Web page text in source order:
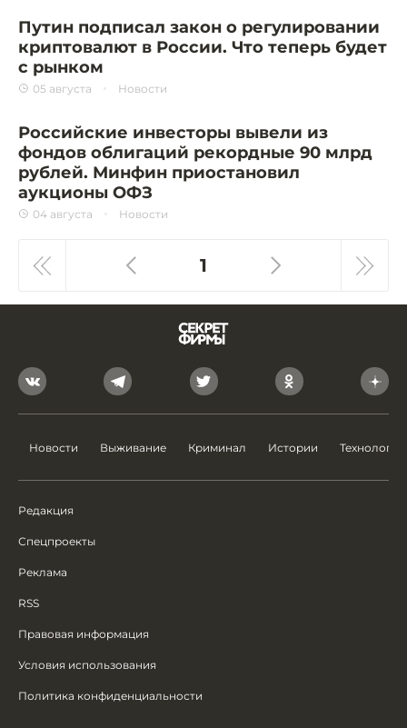
Путин подписал закон о регулировании
криптовалют в России. Что теперь будет
с рынком
05 августа Новости
Российские инвесторы вывели из
фондов облигаций рекордные 90 млрд
рублей. Минфин приостановил
аукционы ОФЗ
04 августа Новости
1
Новости Выживание Криминал Истории Технологии
Редакция
Спецпроекты
Реклама
RSS
Правовая информация
Условия использования
Политика конфиденциальности